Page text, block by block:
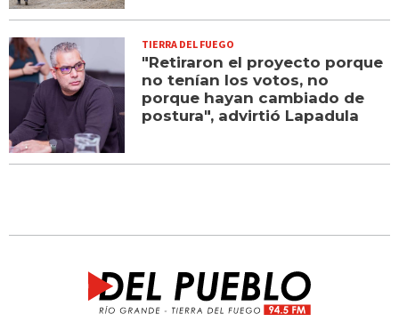
TIERRA DEL FUEGO
"Retiraron el proyecto porque
no tenían los votos, no
porque hayan cambiado de
postura", advirtió Lapadula